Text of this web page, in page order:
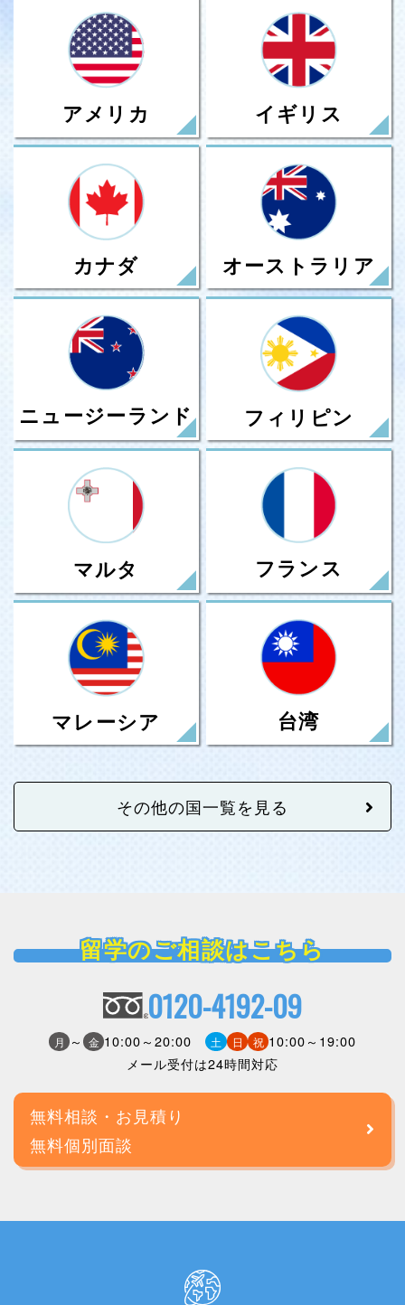
アメリカ イギリス
カナダ オーストラリア
ニュージーランド フィリピン
マルタ フランス
マレーシア 台湾
その他の国一覧を見る
留学のご相談はこちら
0120-4192-09
月 ～ 金 10:00～20:00 土 日 祝 10:00～19:00
メール受付は24時間対応
無料相談・お見積り
無料個別面談